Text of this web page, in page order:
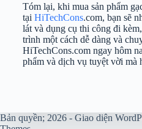
Tóm lại, khi mua sản phẩm
tại HiTechCons.com, bạn sẽ
lát và dụng cụ thi công đi
trình một cách dễ dàng và
HiTechCons.com ngay hôm
phẩm và dịch vụ tuyệt vời mà
Bản quyền; 2026 - Giao diện